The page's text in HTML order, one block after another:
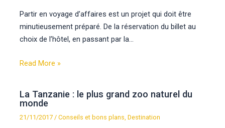
Partir en voyage d’affaires est un projet qui doit être
minutieusement préparé. De la réservation du billet au
choix de l’hôtel, en passant par la…
Read More »
La Tanzanie : le plus grand zoo naturel du
monde
21/11/2017/Conseils et bons plans,Destination